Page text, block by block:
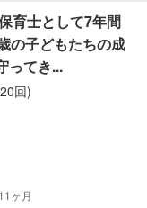
育士として7年間
の子どもたちの成
ってき...
回)
ヶ月